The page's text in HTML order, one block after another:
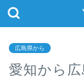
広島県から
愛知から